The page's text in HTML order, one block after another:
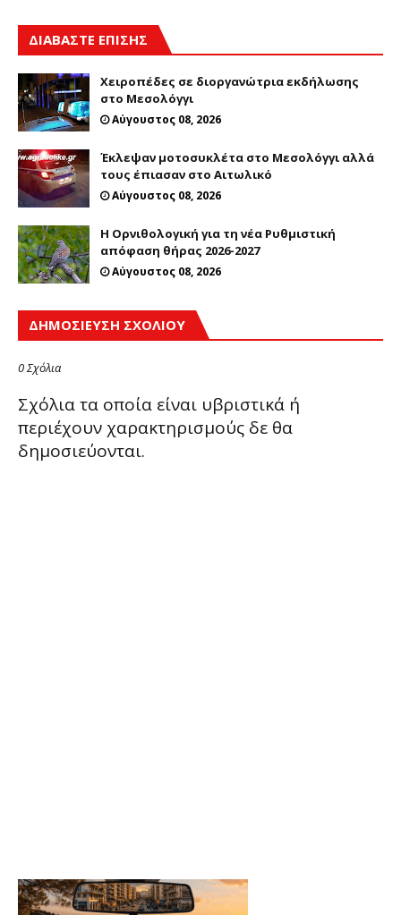
ΔΙΑΒΑΣΤΕ ΕΠΙΣΗΣ
Χειροπέδες σε διοργανώτρια εκδήλωσης
στο Μεσολόγγι
Αύγουστος 08, 2026
Έκλεψαν μοτοσυκλέτα στο Μεσολόγγι αλλά
τους έπιασαν στο Αιτωλικό
Αύγουστος 08, 2026
Η Ορνιθολογική για τη νέα Ρυθμιστική
απόφαση θήρας 2026-2027
Αύγουστος 08, 2026
ΔΗΜΟΣΊΕΥΣΗ ΣΧΟΛΊΟΥ
0 Σχόλια
Σχόλια τα οποία είναι υβριστικά ή
περιέχουν χαρακτηρισμούς δε θα
δημοσιεύονται.